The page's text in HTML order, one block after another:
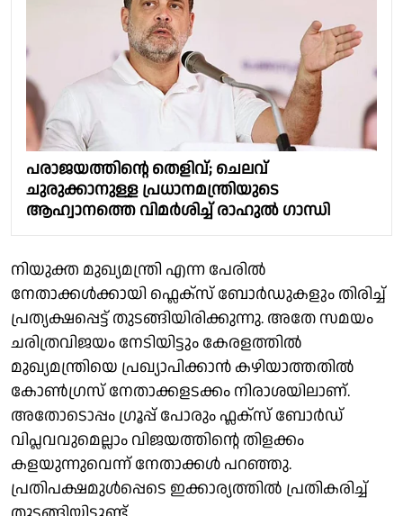
പരാജയത്തിന്റെ തെളിവ്; ചെലവ്
ചുരുക്കാനുള്ള പ്രധാനമന്ത്രിയുടെ
ആഹ്വാനത്തെ വിമര്‍ശിച്ച് രാഹുല്‍ ഗാന്ധി
നിയുക്ത മുഖ്യമന്ത്രി എന്ന പേരിൽ
നേതാക്കൾക്കായി ഫ്ലെക്സ് ബോർഡുകളും തിരിച്ച്
പ്രത്യക്ഷപ്പെട്ട് തുടങ്ങിയിരിക്കുന്നു. അതേ സമയം
ചരിത്രവിജയം നേടിയിട്ടും കേരളത്തിൽ
മുഖ്യമന്ത്രിയെ പ്രഖ്യാപിക്കാൻ കഴിയാത്തതിൽ
കോൺഗ്രസ് നേതാക്കളടക്കം നിരാശയിലാണ്.
അതോടൊപ്പം ഗ്രൂപ്പ് പോരും ഫ്ലക്സ് ബോർഡ്
വിപ്ലവവുമെല്ലാം വിജയത്തിന്റെ തിളക്കം
കളയുന്നുവെന്ന് നേതാക്കൾ പറഞ്ഞു.
പ്രതിപക്ഷമുൾപ്പെടെ ഇക്കാര്യത്തിൽ പ്രതികരിച്ച്